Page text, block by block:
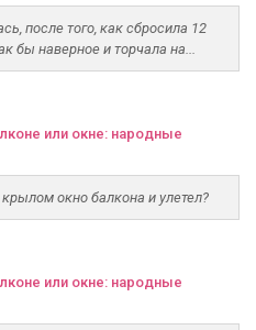
после того, как сбросила 12
бы наверное и торчала на...
или окне: народные
окно балкона и улетел?
или окне: народные